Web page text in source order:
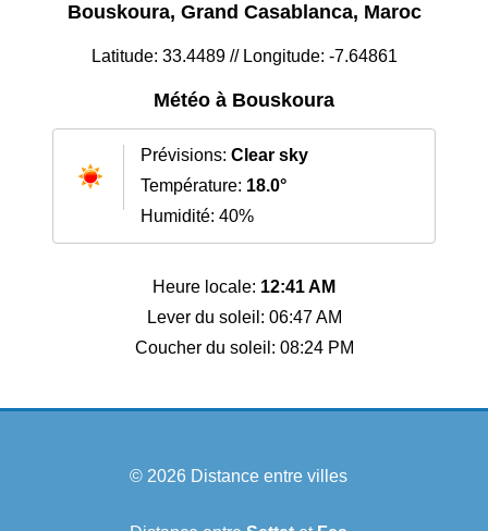
Bouskoura, Grand Casablanca, Maroc
Latitude: 33.4489 // Longitude: -7.64861
Météo à Bouskoura
Prévisions: Clear sky
Température: 18.0°
Humidité: 40%
Heure locale: 12:41 AM
Lever du soleil: 06:47 AM
Coucher du soleil: 08:24 PM
© 2026 Distance entre villes